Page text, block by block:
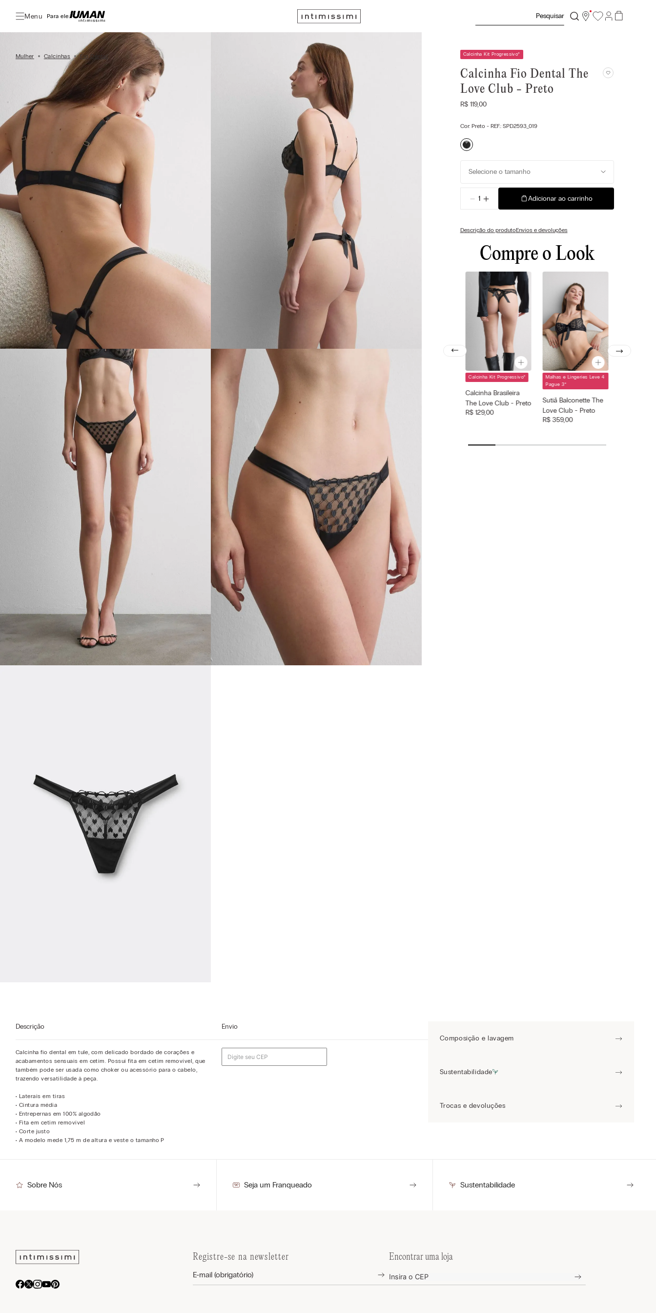
Menu Para ele:
Mulher Calcinhas Fio Dental Calcinha Kit Progressivo*
Calcinha Fio Dental The
Love Club - Preto
R$ 119,00
Cor: Preto- REF.: SPD2593_019
Selecione o tamanho
＋
－ Adicionar ao carrinho
Descrição do produtoEnvios e devoluções
Compre o Look
Cor selecionada
Preto - 019 -
Nero
Tamanho
Calcinha Kit Progressivo*
Calcinha Brasileira
The Love Club - Preto
R$ 129,00
Cor selecionada
Preto - 019 -
Nero
Tamanho
selecionado
Malhas e Lingeries Leve 4
Pague 3*
Sutiã Balconette The
Love Club - Preto
R$ 359,00
Descrição
Calcinha fio dental em tule, com delicado bordado de corações e
acabamentos sensuais em cetim. Possui fita em cetim removível, que
também pode ser usada como choker ou acessório para o cabelo,
trazendo versatilidade à peça.
• Laterais em tiras
• Cintura média
• Entrepernas em 100% algodão
• Fita em cetim removível
• Corte justo
• A modelo mede 1,75 m de altura e veste o tamanho P
Envio
Composição e lavagem
Sustentabilidade
Trocas e devoluções
Sobre Nós Seja um Franqueado Sustentabilidade
Registre-se na newsletter Encontrar uma loja